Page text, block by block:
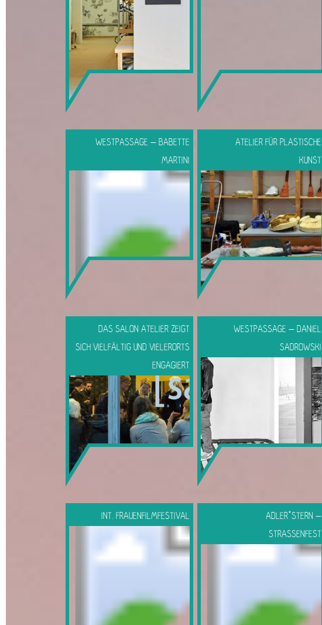
WESTPASSAGE – BABETTE
MARTINI
ATELIER FÜR PLASTISCHE
KUNST
DAS SALON ATELIER ZEIGT
SICH VIELFÄLTIG UND VIELERORTS
ENGAGIERT
WESTPASSAGE – DANIEL
SADROWSKI
INT. FRAUENFILMFESTIVAL
ADLER*STERN –
STRASSENFEST